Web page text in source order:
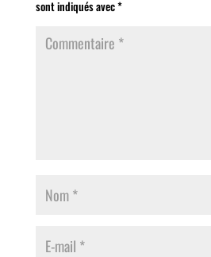
sont indiqués avec*